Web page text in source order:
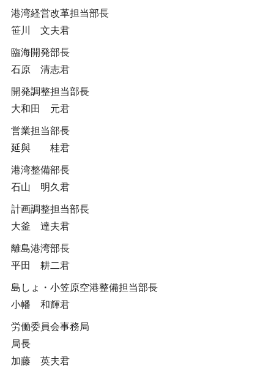
港湾経営改革担当部長
笹川 文夫君
臨海開発部長
石原 清志君
開発調整担当部長
大和田 元君
営業担当部長
延與 桂君
港湾整備部長
石山 明久君
計画調整担当部長
大釜 達夫君
離島港湾部長
平田 耕二君
島しょ・小笠原空港整備担当部長
小幡 和輝君
労働委員会事務局
局長
加藤 英夫君